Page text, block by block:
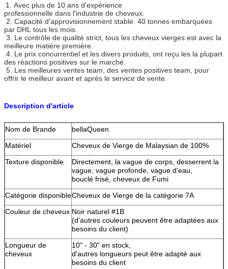
1. Avec plus de 10 ans d'expérience
professionnelle dans l'industrie de cheveux.
2. Capacité d'approvisionnement stable. 40 tonnes embarquées
par DHL tous les mois.
3. Le contrôle de qualité strict, tous les cheveux vierges est avec la
meilleure matière première.
4. Le prix concurrentiel et les divers produits, ont reçu les la plupart
des réactions positives sur le marché.
5. Les meilleures ventes team, des ventes positives team, pour
offrir le meilleur avant et après le service de vente.
Description d'article
Nom de Brande
bellaQueen
Matériel
Cheveux de Vierge de Malaysian de 100%
Texture disponible
Directement, la vague de corps, desserrent la
vague, vague profonde, vague d'eau,
bouclé frisé, cheveux de Fumi
Catégorie disponibleCheveux de Vierge de la catégorie 7A
Couleur de cheveux Noir naturel #1B
(d'autres couleurs peuvent être adaptées aux
besoins du client)
Longueur de
cheveux
10" - 30" en stock,
d'autres longueurs peut être adapté aux
besoins du client